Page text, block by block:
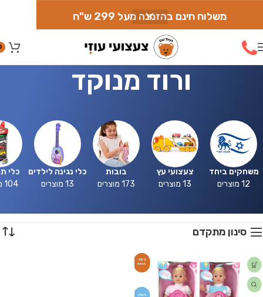
משלוח חינם בהזמנה מעל 299 ש"ח
ורוד מנוקד
משחקים ביחד
12 מוצרים
צעצועי עץ
13 מוצרים
בובות
173 מוצרים
כלי נגינה לילדים
13 מוצרים
כלי
104 מוצרים
סינון מתקדם
-10%
מומלץ